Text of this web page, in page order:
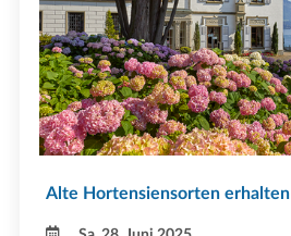
Alte Hortensiensorten erhalten